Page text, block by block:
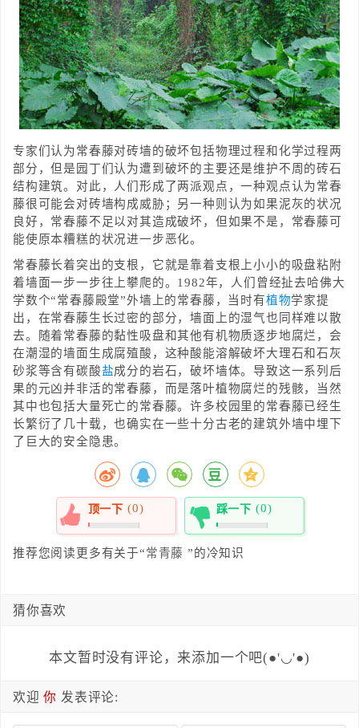
专家们认为常春藤对砖墙的破坏包括物理过程和化学过程两
部分，但是园丁们认为遭到破坏的主要还是维护不周的砖石
结构建筑。对此，人们形成了两派观点，一种观点认为常春
藤很可能会对砖墙构成威胁；另一种则认为如果泥灰的状况
良好，常春藤不足以对其造成破坏，但如果不是，常春藤可
能使原本糟糕的状况进一步恶化。
常春藤长着突出的支根，它就是靠着支根上小小的吸盘粘附
着墙面一步一步往上攀爬的。1982年，人们曾经扯去哈佛大
学数个“常春藤殿堂”外墙上的常春藤，当时有植物学家提
出，在常春藤生长过密的部分，墙面上的湿气也同样难以散
去。随着常春藤的黏性吸盘和其他有机物质逐步地腐烂，会
在潮湿的墙面生成腐殖酸，这种酸能溶解破坏大理石和石灰
砂浆等含有碳酸盐成分的岩石，破坏墙体。导致这一系列后
果的元凶并非活的常春藤，而是落叶植物腐烂的残骸，当然
其中也包括大量死亡的常春藤。许多校园里的常春藤已经生
长繁衍了几十载，也确实在一些十分古老的建筑外墙中埋下
了巨大的安全隐患。
顶一下 (0)
0%
踩一下 (0)
0%
推荐您阅读更多有关于“常青藤 ”的冷知识
猜你喜欢
本文暂时没有评论，来添加一个吧(●'◡'●)
欢迎你 发表评论: